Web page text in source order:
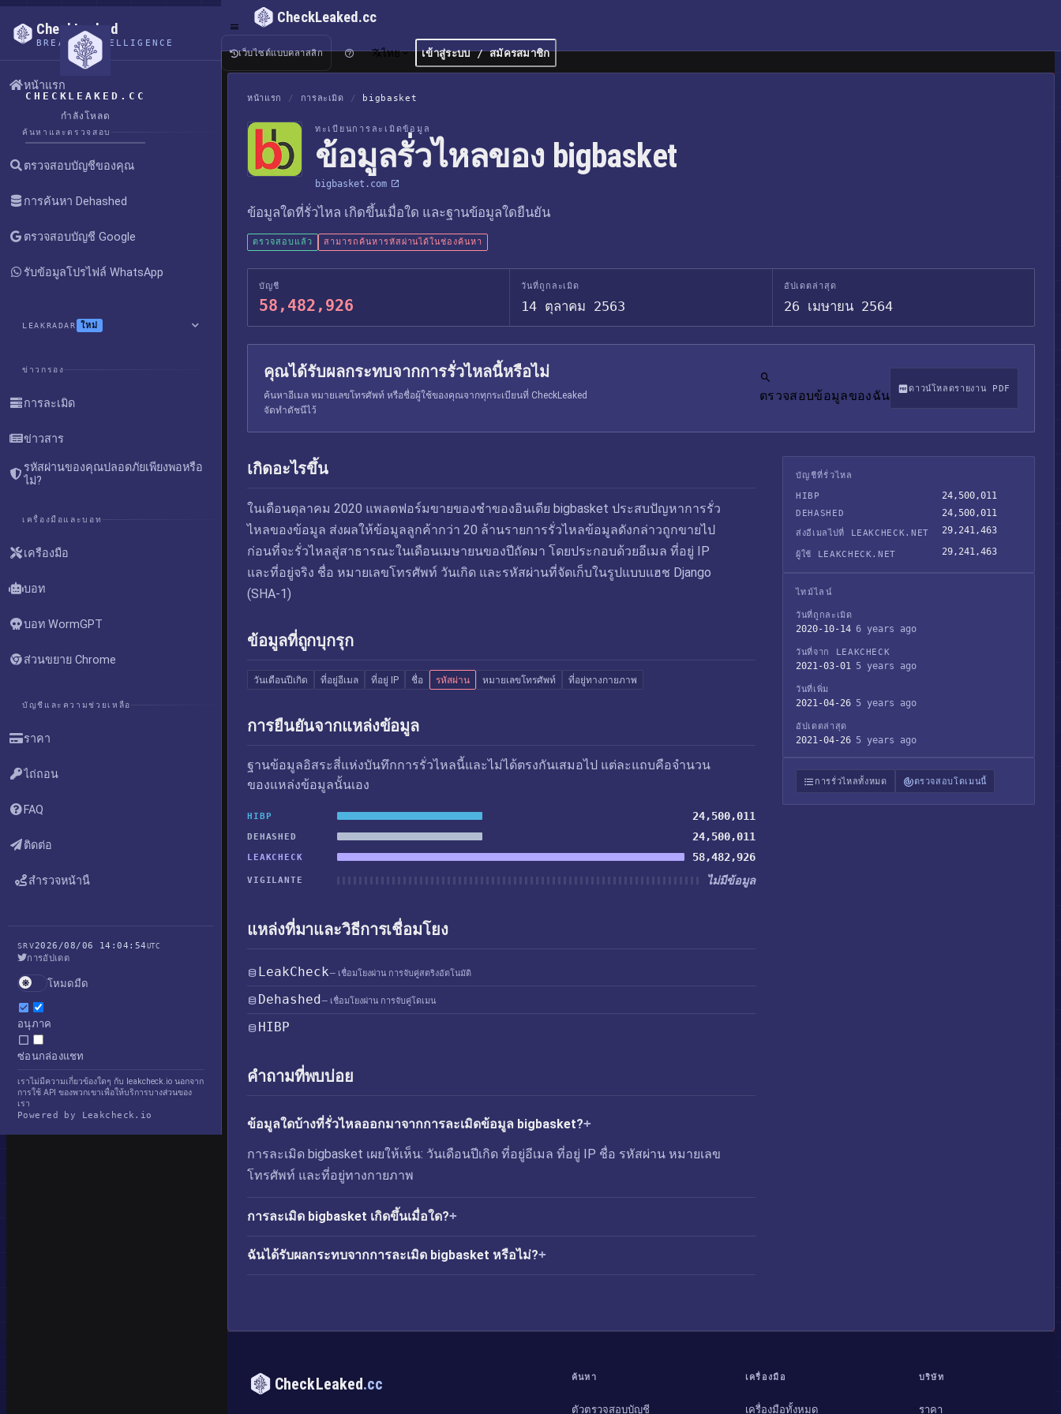
CHECKLEAKED.CC
กำลังโหลด
CheckLeaked
BREACH INTELLIGENCE
หน้าแรก
ค้นหาและตรวจสอบ
ตรวจสอบบัญชีของคุณ
การค้นหา Dehashed
ตรวจสอบบัญชี Google
รับข้อมูลโปรไฟล์ WhatsApp
LEAKRADAR ใหม่
ข่าวกรอง
การละเมิด
ข่าวสาร
รหัสผ่านของคุณปลอดภัยเพียงพอหรือ
ไม่?
เครื่องมือและบอท
เครื่องมือ
บอท
บอท WormGPT
ส่วนขยาย Chrome
บัญชีและความช่วยเหลือ
ราคา
ไถ่ถอน
FAQ
ติดต่อ
สำรวจหน้านี้
SRV2026/08/06 14:04:54UTC
การอัปเดต
โหมดมืด
อนุภาค
ซ่อนกล่องแชท
เราไม่มีความเกี่ยวข้องใดๆ กับ leakcheck.io นอกจาก
การใช้ API ของพวกเขาเพื่อให้บริการบางส่วนของ
เรา
Powered by Leakcheck.io
CheckLeaked.cc
เว็บไซต์แบบคลาสสิก ไทย เข้าสู่ระบบ / สมัครสมาชิก
หน้าแรก / การละเมิด / bigbasket
ทะเบียนการละเมิดข้อมูล
ข้อมูลรั่วไหลของ bigbasket
bigbasket.com
ข้อมูลใดที่รั่วไหล เกิดขึ้นเมื่อใด และฐานข้อมูลใดยืนยัน
ตรวจสอบแล้ว สามารถค้นหารหัสผ่านได้ในช่องค้นหา
บัญชี
58,482,926
วันที่ถูกละเมิด
14 ตุลาคม 2563
อัปเดตล่าสุด
26 เมษายน 2564
คุณได้รับผลกระทบจากการรั่วไหลนี้หรือไม่
ค้นหาอีเมล หมายเลขโทรศัพท์ หรือชื่อผู้ใช้ของคุณจากทุกระเบียนที่ CheckLeaked
จัดทำดัชนีไว้
ตรวจสอบข้อมูลของฉัน ดาวน์โหลดรายงาน PDF
เกิดอะไรขึ้น
ในเดือนตุลาคม 2020 แพลตฟอร์มขายของชำของอินเดีย bigbasket ประสบปัญหาการรั่ว
ไหลของข้อมูล ส่งผลให้ข้อมูลลูกค้ากว่า 20 ล้านรายการรั่วไหลข้อมูลดังกล่าวถูกขายไป
ก่อนที่จะรั่วไหลสู่สาธารณะในเดือนเมษายนของปีถัดมา โดยประกอบด้วยอีเมล ที่อยู่ IP
และที่อยู่จริง ชื่อ หมายเลขโทรศัพท์ วันเกิด และรหัสผ่านที่จัดเก็บในรูปแบบแฮช Django
(SHA-1)
ข้อมูลที่ถูกบุกรุก
วันเดือนปีเกิด ที่อยู่อีเมล ที่อยู่ IP ชื่อ รหัสผ่าน หมายเลขโทรศัพท์ ที่อยู่ทางกายภาพ
การยืนยันจากแหล่งข้อมูล
ฐานข้อมูลอิสระสี่แห่งบันทึกการรั่วไหลนี้และไม่ได้ตรงกันเสมอไป แต่ละแถบคือจำนวน
ของแหล่งข้อมูลนั้นเอง
HIBP 24,500,011
DEHASHED 24,500,011
LEAKCHECK 58,482,926
VIGILANTE ไม่มีข้อมูล
แหล่งที่มาและวิธีการเชื่อมโยง
LeakCheck— เชื่อมโยงผ่าน การจับคู่สตริงอัตโนมัติ
Dehashed— เชื่อมโยงผ่าน การจับคู่โดเมน
HIBP
คำถามที่พบบ่อย
ข้อมูลใดบ้างที่รั่วไหลออกมาจากการละเมิดข้อมูล bigbasket?
การละเมิด bigbasket เผยให้เห็น: วันเดือนปีเกิด ที่อยู่อีเมล ที่อยู่ IP ชื่อ รหัสผ่าน หมายเลข
โทรศัพท์ และที่อยู่ทางกายภาพ
การละเมิด bigbasket เกิดขึ้นเมื่อใด?
ฉันได้รับผลกระทบจากการละเมิด bigbasket หรือไม่?
บัญชีที่รั่วไหล
HIBP
24,500,011
DEHASHED 24,500,011
ส่งอีเมลไปที่ LEAKCHECK.NET 29,241,463
ผู้ใช้ LEAKCHECK.NET 29,241,463
ไทม์ไลน์
วันที่ถูกละเมิด
2020-10-14 6 years ago
วันที่จาก LEAKCHECK
2021-03-01 5 years ago
วันที่เพิ่ม
2021-04-26 5 years ago
อัปเดตล่าสุด
2021-04-26 5 years ago
การรั่วไหลทั้งหมด ตรวจสอบโดเมนนี้
CheckLeaked.cc ค้นหา
ตัวตรวจสอบบัญชี
เครื่องมือ
เครื่องมือทั้งหมด
บริษัท
ราคา